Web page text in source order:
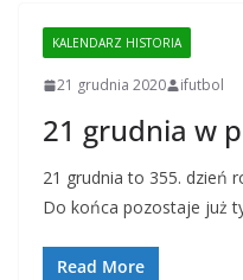
KALENDARZ HISTORIA
21 grudnia 2020 ifutbol
21 grudnia w
21 grudnia to 355. dzień
Do końca pozostaje już
Read More